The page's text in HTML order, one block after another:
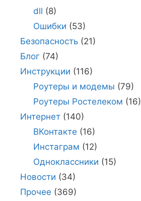
dll (8)
Ошибки (53)
Безопасность (21)
Блог (74)
Инструкции (116)
Роутеры и модемы (79)
Роутеры Ростелеком (16)
Интернет (140)
ВКонтакте (16)
Инстаграм (12)
Одноклассники (15)
Новости (34)
Прочее (369)